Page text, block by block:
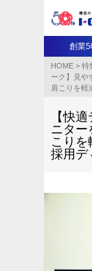
創業
HOME > 特
ーク】見や
肩こりを軽
【快
ニター
こりを
採用デ